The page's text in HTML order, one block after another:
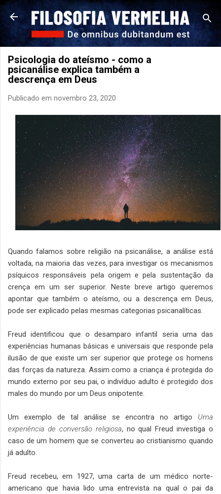
Pular para o conteúdo principal
Psicologia do ateísmo - como a
psicanálise explica também a
descrença em Deus
Publicado em novembro 23, 2020
Quando falamos sobre religião na psicanálise, a análise está
voltada, na maioria das vezes, para investigar os mecanismos
psíquicos responsáveis pela origem e pela sustentação da
crença em um ser superior. Neste breve artigo queremos
apontar que também o ateísmo, ou a descrença em Deus,
pode ser explicado pelas mesmas categorias psicanalíticas.
Freud identificou que o desamparo infantil seria uma das
experiências humanas básicas e universais que responde pela
ilusão de que existe um ser superior que protege os homens
das forças da natureza. Assim como a criança é protegida do
mundo externo por seu pai, o indivíduo adulto é protegido dos
males do mundo por um Deus onipotente.
Um exemplo de tal análise se encontra no artigo Uma
experiência de conversão religiosa, no qual Freud investiga o
caso de um homem que se converteu ao cristianismo quando
já adulto.
Freud recebeu, em 1927, uma carta de um médico norte-
americano que havia lido uma entrevista na qual o pai da